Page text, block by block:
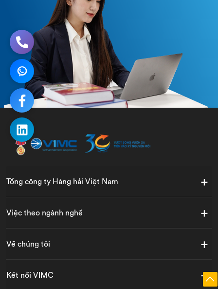
Tổng công ty Hàng hải Việt Nam
Việc theo ngành nghề
Về chúng tôi
Kết nối VIMC